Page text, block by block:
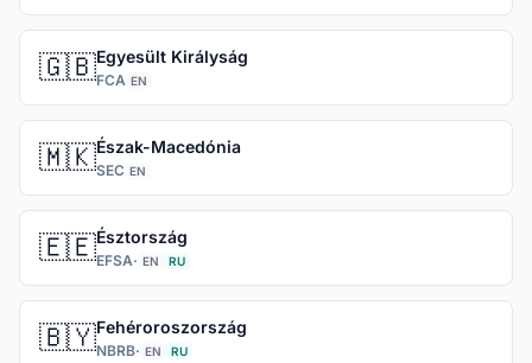
🇬🇧Egyesült Királyság
FCA EN
🇲🇰Észak-Macedónia
SEC EN
🇪🇪Észtország
EFSA· EN RU
🇧🇾Fehéroroszország
NBRB· EN RU